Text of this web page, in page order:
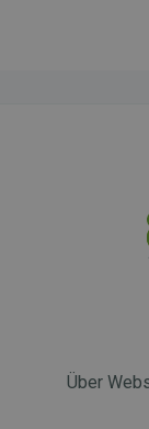
Über